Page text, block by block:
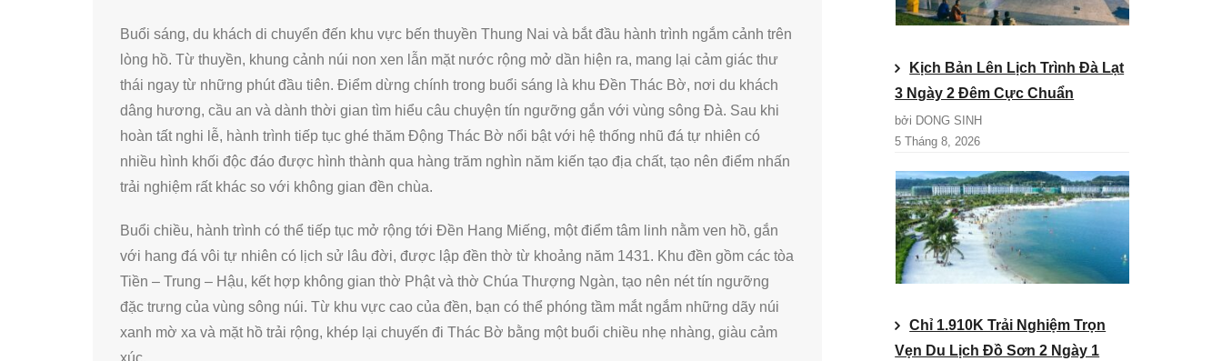
Buổi sáng, du khách di chuyển đến khu vực bến thuyền Thung Nai và bắt đầu hành trình ngắm cảnh trên
lòng hồ. Từ thuyền, khung cảnh núi non xen lẫn mặt nước rộng mở dần hiện ra, mang lại cảm giác thư
thái ngay từ những phút đầu tiên. Điểm dừng chính trong buổi sáng là khu Đền Thác Bờ, nơi du khách
dâng hương, cầu an và dành thời gian tìm hiểu câu chuyện tín ngưỡng gắn với vùng sông Đà. Sau khi
hoàn tất nghi lễ, hành trình tiếp tục ghé thăm Động Thác Bờ nổi bật với hệ thống nhũ đá tự nhiên có
nhiều hình khối độc đáo được hình thành qua hàng trăm nghìn năm kiến tạo địa chất, tạo nên điểm nhấn
trải nghiệm rất khác so với không gian đền chùa.
Buổi chiều, hành trình có thể tiếp tục mở rộng tới Đền Hang Miếng, một điểm tâm linh nằm ven hồ, gắn
với hang đá vôi tự nhiên có lịch sử lâu đời, được lập đền thờ từ khoảng năm 1431. Khu đền gồm các tòa
Tiền – Trung – Hậu, kết hợp không gian thờ Phật và thờ Chúa Thượng Ngàn, tạo nên nét tín ngưỡng
đặc trưng của vùng sông núi. Từ khu vực cao của đền, bạn có thể phóng tầm mắt ngắm những dãy núi
xanh mờ xa và mặt hồ trải rộng, khép lại chuyến đi Thác Bờ bằng một buổi chiều nhẹ nhàng, giàu cảm
Kịch Bản Lên Lịch Trình Đà Lạt
3 Ngày 2 Đêm Cực Chuẩn
bởi DONG SINH
5 Tháng 8, 2026
Chỉ 1.910K Trải Nghiệm Trọn
Vẹn Du Lịch Đồ Sơn 2 Ngày 1